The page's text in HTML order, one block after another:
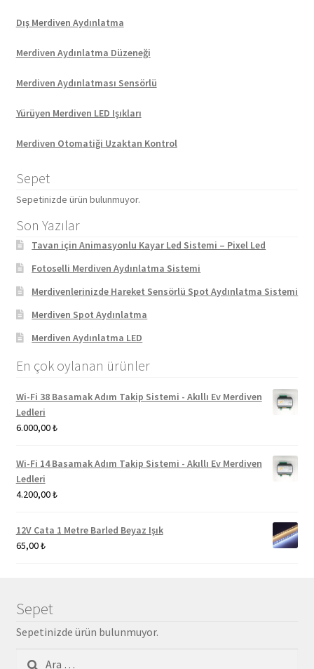
Dış Merdiven Aydınlatma
Merdiven Aydınlatma Düzeneği
Merdiven Aydınlatması Sensörlü
Yürüyen Merdiven LED Işıkları
Merdiven Otomatiği Uzaktan Kontrol
Sepet
Sepetinizde ürün bulunmuyor.
Son Yazılar
Tavan için Animasyonlu Kayar Led Sistemi – Pixel Led
Fotoselli Merdiven Aydınlatma Sistemi
Merdivenlerinizde Hareket Sensörlü Spot Aydınlatma Sistemi
Merdiven Spot Aydınlatma
Merdiven Aydınlatma LED
En çok oylanan ürünler
Wi-Fi 38 Basamak Adım Takip Sistemi - Akıllı Ev Merdiven
Ledleri
6.000,00₺
Wi-Fi 14 Basamak Adım Takip Sistemi - Akıllı Ev Merdiven
Ledleri
4.200,00₺
12V Cata 1 Metre Barled Beyaz Işık
65,00₺
Sepet
Sepetinizde ürün bulunmuyor.